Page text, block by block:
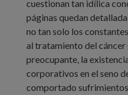
cuestionan tan idílica
páginas quedan
no tan solo los
al tratamiento del cáncer
preocupante, la
corporativos en el seno
comportado